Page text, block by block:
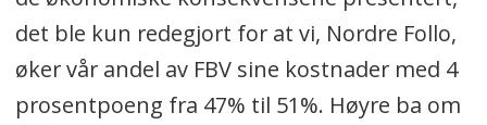
det ble kun redegjort for at vi, Nordre Follo,
øker vår andel av FBV sine kostnader med 4
prosentpoeng fra 47% til 51%. Høyre ba om